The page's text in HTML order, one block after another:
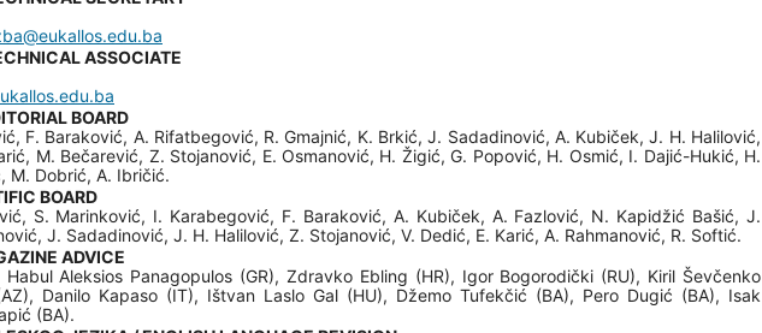
ASSOCIATE
BOARD
F. Baraković, A. Rifatbegović, R. Gmajnić, K. Brkić, J. Sadadinović, A. Kubiček, J. H. Halilović,
M. Bečarević, Z. Stojanović, E. Osmanović, H. Žigić, G. Popović, H. Osmić, I. Dajić-Hukić, H.
M. Dobrić, A. Ibričić.
BOARD
S. Marinković, I. Karabegović, F. Baraković, A. Kubiček, A. Fazlović, N. Kapidžić Bašić, J.
J. Sadadinović, J. H. Halilović, Z. Stojanović, V. Dedić, E. Karić, A. Rahmanović, R. Softić.
ADVICE
Aleksios Panagopulos (GR), Zdravko Ebling (HR), Igor Bogorodički (RU), Kiril Ševčenko
Danilo Kapaso (IT), Ištvan Laslo Gal (HU), Džemo Tufekčić (BA), Pero Dugić (BA), Isak
(BA).